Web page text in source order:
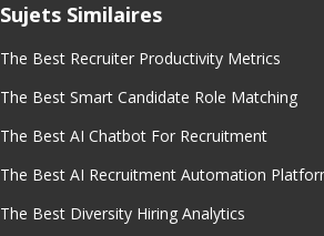
Sujets Similaires
The Best Recruiter Productivity Metrics
The Best Smart Candidate Role Matching
The Best AI Chatbot For Recruitment
The Best AI Recruitment Automation
The Best Diversity Hiring Analytics